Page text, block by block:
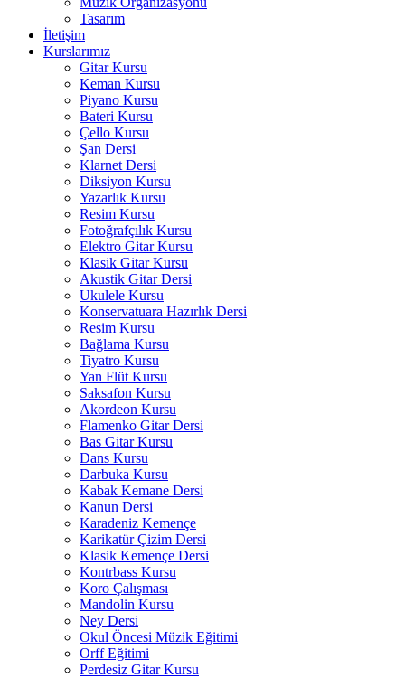
Tasarım
İletişim
Kurslarımız
Gitar Kursu
Keman Kursu
Piyano Kursu
Bateri Kursu
Çello Kursu
Şan Dersi
Klarnet Dersi
Diksiyon Kursu
Yazarlık Kursu
Resim Kursu
Fotoğrafçılık Kursu
Elektro Gitar Kursu
Klasik Gitar Kursu
Akustik Gitar Dersi
Ukulele Kursu
Konservatuara Hazırlık Dersi
Resim Kursu
Bağlama Kursu
Tiyatro Kursu
Yan Flüt Kursu
Saksafon Kursu
Akordeon Kursu
Flamenko Gitar Dersi
Bas Gitar Kursu
Dans Kursu
Darbuka Kursu
Kabak Kemane Dersi
Kanun Dersi
Karadeniz Kemençe
Karikatür Çizim Dersi
Klasik Kemençe Dersi
Kontrbass Kursu
Koro Çalışması
Mandolin Kursu
Ney Dersi
Okul Öncesi Müzik Eğitimi
Orff Eğitimi
Perdesiz Gitar Kursu